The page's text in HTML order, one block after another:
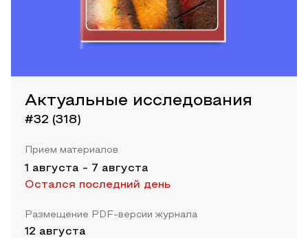
Актуальные исследования
#32 (318)
Прием материалов
1 августа - 7 августа
Остался последний день
Размещение PDF-версии журнала
12 августа